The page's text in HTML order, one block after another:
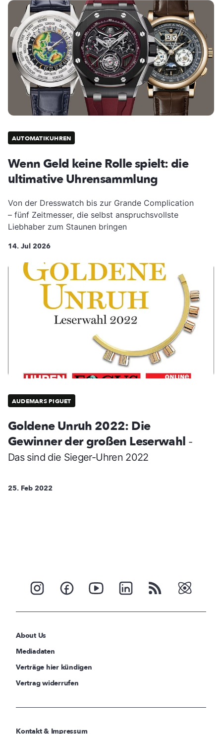
AUTOMATIKUHREN
Wenn Geld keine Rolle spielt: die
ultimative Uhrensammlung
Von der Dresswatch bis zur Grande Complication
– fünf Zeitmesser, die selbst anspruchsvollste
Liebhaber zum Staunen bringen
14. Jul 2026
AUDEMARS PIGUET
Goldene Unruh 2022: Die
Gewinner der großen Leserwahl -
Das sind die Sieger-Uhren 2022
25. Feb 2022
About Us
Mediadaten
Verträge hier kündigen
Vertrag widerrufen
Kontakt & Impressum